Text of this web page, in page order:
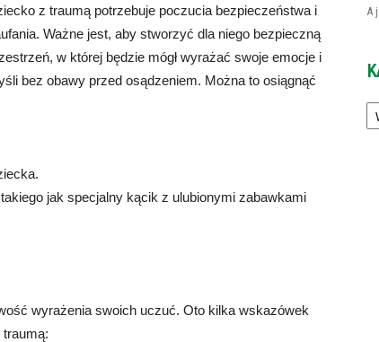
z traumą potrzebuje poczucia bezpieczeństwa i
Ważne jest, aby stworzyć dla niego bezpieczną
w której będzie mógł wyrażać swoje emocje i
bez obawy przed osądzeniem. Można to osiągnąć
jak specjalny kącik z ulubionymi zabawkami
wyrażenia swoich uczuć. Oto kilka wskazówek
A